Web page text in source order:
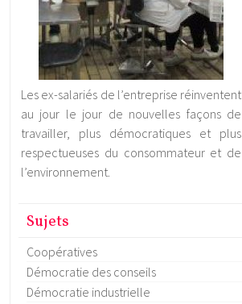
Les ex-salariés de l’entreprise réinventent
au jour le jour de nouvelles façons de
travailler, plus démocratiques et plus
respectueuses du consommateur et de
l’environnement.
Sujets
Coopératives
Démocratie des conseils
Démocratie industrielle